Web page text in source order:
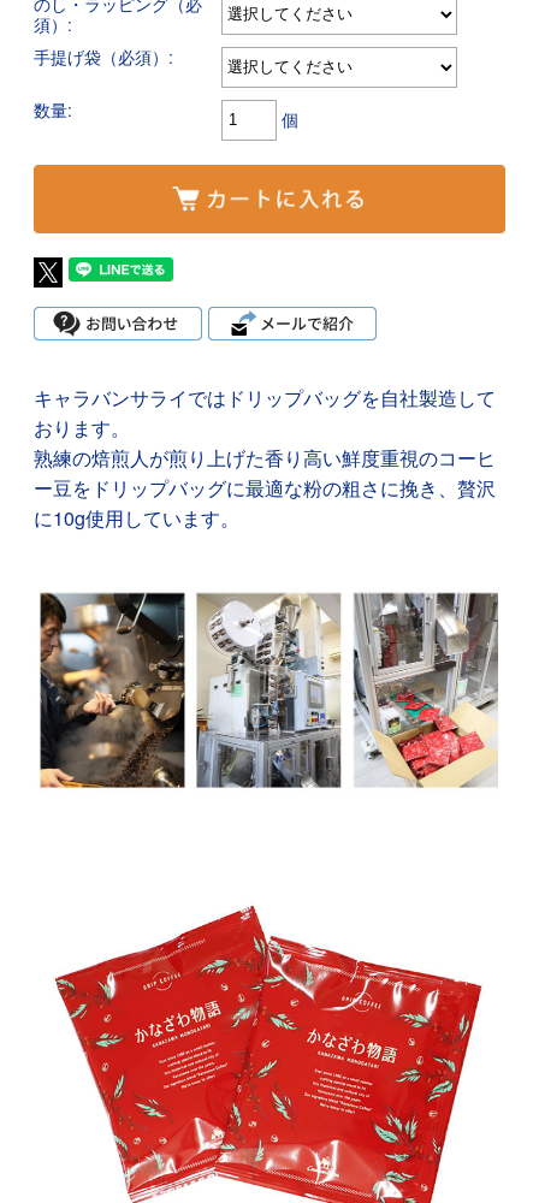
須）:
手提げ袋（必須）:
数量: 個
キャラバンサライではドリップバッグを自社製造して
おります。
熟練の焙煎人が煎り上げた香り高い鮮度重視のコーヒ
ー豆をドリップバッグに最適な粉の粗さに挽き、贅沢
に10g使用しています。